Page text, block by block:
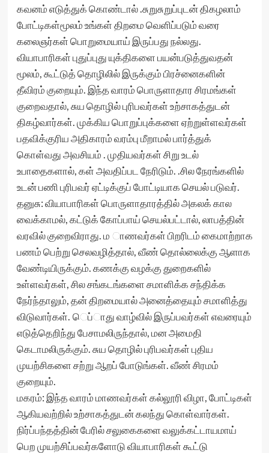
கவனம் எடுத்துக் கொண்டால் .சுறுசுறுப்புடன் திகழலாம்
போட்டிகள்மூலம் உங்கள் திறமை வெளிப்படும் வரை
கலைஞர்கள் பொறுமையாய் இருப்பது நல்லது.
வியாபாரிகள் புதுப்புது யுக்திகளை பயன்படுத்துவதன்
மூலம், கூட்டுத் தொழிலில் இருக்கும் பிரச்னைகளின்
தீவிரம் குறையும். இந்த வாரம் பொருளாதார சிரமங்கள்
குறைவதால், சுய தொழில் புரிபவர்கள் உற்சாகத்துடன்
திகழ்வார்கள். முக்கிய பொறுப்புக்களை ஏற்றுள்ளவர்கள்
பதவிக்குரிய அதிகாரம் வரம்பு மீறாமல் பார்த்துக்
கொள்வது அவசியம் . முதியவர்கள் சிறு உடல்
உபாதைகளால், கள் அவதிப்பட நேரிடும். .சில நேரங்களில்
உடன் பணி புரிபவர் ஏட்டிக்குப் போட்டியாக செயல் படுவர்.
தனுசு: வியாபாரிகள் பொருளாதாரத்தில் அகலக் கால
வைக்காமல், கட்டுக் கோப்பாய் செயல்பட்டால், லாபத்தின்
வரவில் குறைவிராது. ம ாணவர்கள் பிறரிடம் கைமாற்றாக
பணம் பெற்று செலவழித்தால், வீண் தொல்லைக்கு ஆளாக
வேண்டியிருக்கும். கணக்கு வழக்கு துறைகளில்
உள்ளவர்கள், சில சங்கடங்களை சமாளிக்க சந்திக்க
நேர்ந்தாலும், தன் திறமையால் அனைத்தையும் சமாளித்து
விடுவார்கள். ெப்ாது வாழ்வில் இருப்பவர்கள் எவரையும்
எடுத்தெறிந்து பேசாமலிருந்தால், மன அமைதி
கெடாமலிருக்கும். சுய தொழில் புரிபவர்கள் புதிய
முயற்சிகளை சற்று ஆறப் போடுங்கள். வீண் சிரமம்
குறையும்.
மகரம்: இந்த வாரம் மாணவர்கள் கல்லூரி விழா, போட்டிகள்
ஆகியவற்றில் உற்சாகத்துடன் கலந்து கொள்வார்கள்.
நிர்ப்பந்தத்தின் பேரில் சலுகைகளை வலுக்கட்டாயமாய்
பெற முயற்சிப்பவர்களோடு வியாபாரிகள் கூட்டு